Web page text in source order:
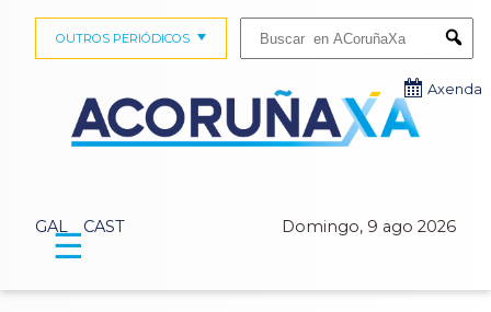
GAL CAST Domingo, 9 ago 2026
OUTROS PERIÓDICOS
Axenda
☰